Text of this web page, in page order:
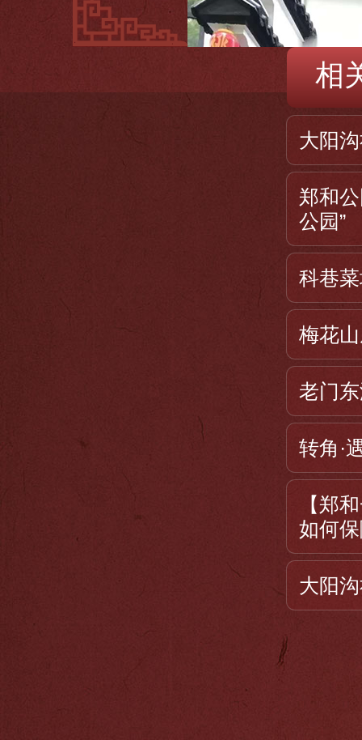
相
大阳
郑和
公园”
科巷
梅花
老门
转角·
【郑
如何
大阳